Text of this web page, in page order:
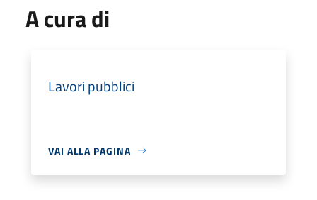
A cura di
Lavori pubblici
VAI ALLA PAGINA